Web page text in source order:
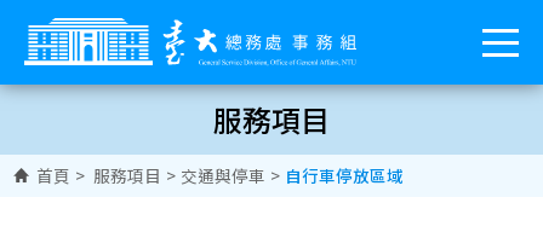
服務項目
首頁 > 服務項目 > 交通與停車 > 自行車停放區域